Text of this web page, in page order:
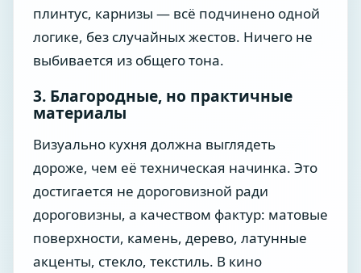
плинтус, карнизы — всё подчинено одной
логике, без случайных жестов. Ничего не
выбивается из общего тона.
3. Благородные, но практичные
материалы
Визуально кухня должна выглядеть
дороже, чем её техническая начинка. Это
достигается не дороговизной ради
дороговизны, а качеством фактур: матовые
поверхности, камень, дерево, латунные
акценты, стекло, текстиль. В кино